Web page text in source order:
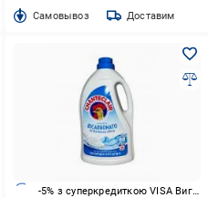
Cамовывоз Доставим
-5% з суперкредиткою VISA Вигода